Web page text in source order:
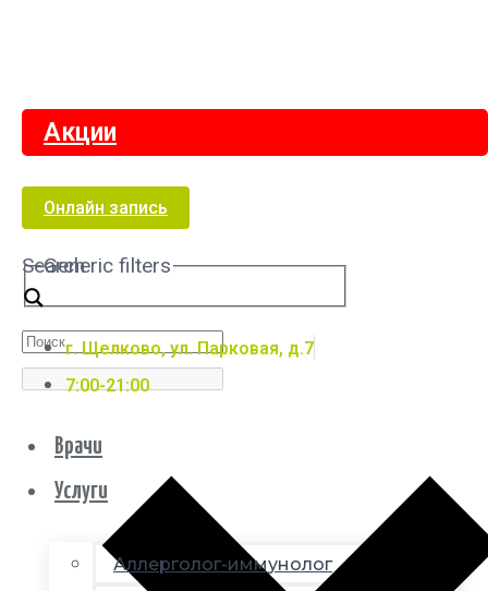
Акции
Онлайн запись
Search
Generic filters
г. Щелково, ул. Парковая, д.7
7:00-21:00
Врачи
Услуги
Аллерголог-иммунолог